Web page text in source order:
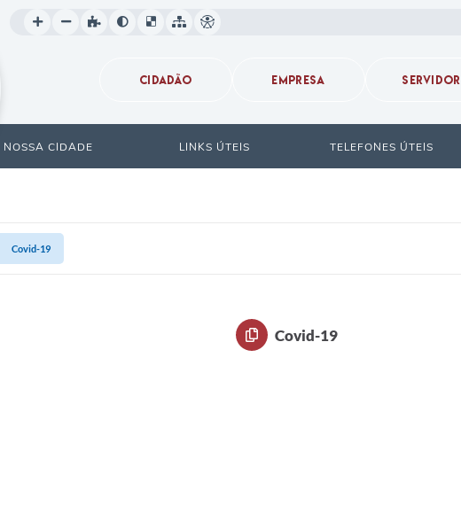
CIDADÃO EMPRESA SERVIDOR
NOSSA CIDADE LINKS ÚTEIS TELEFONES ÚTEIS
Covid-19
Covid-19